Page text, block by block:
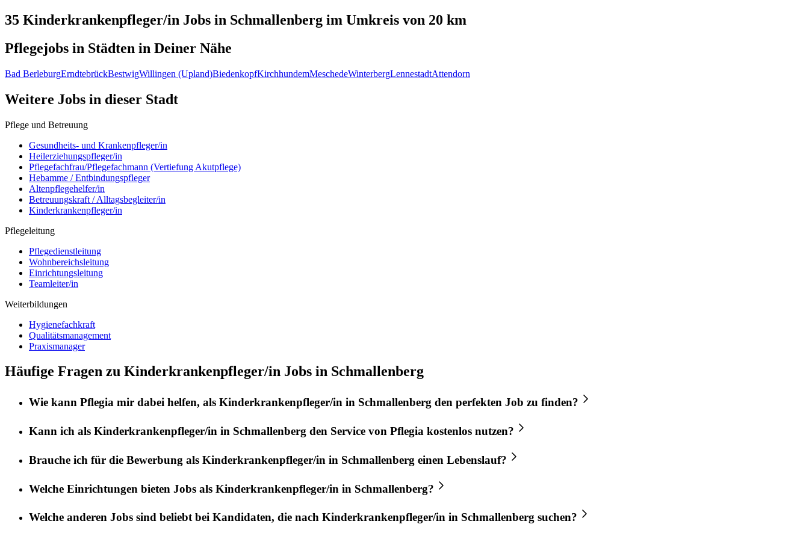
35 Kinderkrankenpfleger/in Jobs in Schmallenberg im Umkreis von 20 km
Pflegejobs in Städten in Deiner Nähe
Bad BerleburgErndtebrückBestwigWillingen (Upland)BiedenkopfKirchhundemMeschedeWinterbergLennestadtAttendorn
Weitere Jobs in dieser Stadt
Pflege und Betreuung
Gesundheits- und Krankenpfleger/in
Heilerziehungspfleger/in
Pflegefachfrau/Pflegefachmann (Vertiefung Akutpflege)
Hebamme / Entbindungspfleger
Altenpflegehelfer/in
Betreuungskraft / Alltagsbegleiter/in
Kinderkrankenpfleger/in
Pflegeleitung
Pflegedienstleitung
Wohnbereichsleitung
Einrichtungsleitung
Teamleiter/in
Weiterbildungen
Hygienefachkraft
Qualitätsmanagement
Praxismanager
Häufige Fragen zu Kinderkrankenpfleger/in Jobs in Schmallenberg
Wie kann Pflegia mir dabei helfen, als Kinderkrankenpfleger/in in Schmallenberg den perfekten Job zu finden?
Kann ich als Kinderkrankenpfleger/in in Schmallenberg den Service von Pflegia kostenlos nutzen?
Brauche ich für die Bewerbung als Kinderkrankenpfleger/in in Schmallenberg einen Lebenslauf?
Welche Einrichtungen bieten Jobs als Kinderkrankenpfleger/in in Schmallenberg?
Welche anderen Jobs sind beliebt bei Kandidaten, die nach Kinderkrankenpfleger/in in Schmallenberg suchen?